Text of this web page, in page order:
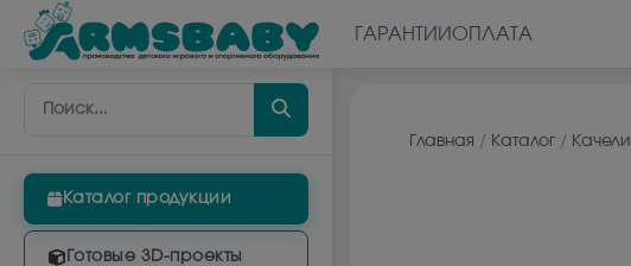
Каталог продукции
Готовые 3D-проекты
ГАРАНТИИОПЛАТА
Главная / Каталог / Качели